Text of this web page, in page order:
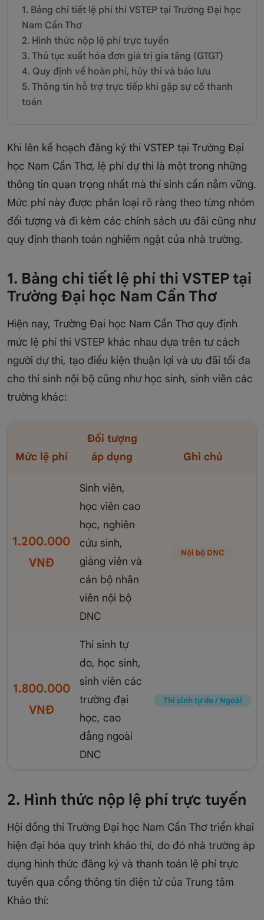
1. Bảng chi tiết lệ phí thi VSTEP tại Trường Đại học
Nam Cần Thơ
2. Hình thức nộp lệ phí trực tuyến
3. Thủ tục xuất hóa đơn giá trị gia tăng (GTGT)
4. Quy định về hoàn phí, hủy thi và bảo lưu
5. Thông tin hỗ trợ trực tiếp khi gặp sự cố thanh
toán
Khi lên kế hoạch đăng ký thi VSTEP tại Trường Đại
học Nam Cần Thơ, lệ phí dự thi là một trong những
thông tin quan trọng nhất mà thí sinh cần nắm vững.
Mức phí này được phân loại rõ ràng theo từng nhóm
đối tượng và đi kèm các chính sách ưu đãi cũng như
quy định thanh toán nghiêm ngặt của nhà trường.
1. Bảng chi tiết lệ phí thi VSTEP tại
Trường Đại học Nam Cần Thơ
Hiện nay, Trường Đại học Nam Cần Thơ quy định
mức lệ phí thi VSTEP khác nhau dựa trên tư cách
người dự thi, tạo điều kiện thuận lợi và ưu đãi tối đa
cho thí sinh nội bộ cũng như học sinh, sinh viên các
trường khác:
Mức lệ phí
Đối tượng
áp dụng
Ghi chú
1.200.000
VNĐ
Sinh viên,
học viên cao
học, nghiên
cứu sinh,
giảng viên và
cán bộ nhân
viên nội bộ
DNC
Nội bộ DNC
1.800.000
VNĐ
Thí sinh tự
do, học sinh,
sinh viên các
trường đại
học, cao
đẳng ngoài
DNC
Thí sinh tự do / Ngoài
2. Hình thức nộp lệ phí trực tuyến
Hội đồng thi Trường Đại học Nam Cần Thơ triển khai
hiện đại hóa quy trình khảo thí, do đó nhà trường áp
dụng hình thức đăng ký và thanh toán lệ phí trực
tuyến qua cổng thông tin điện tử của Trung tâm
Khảo thí: